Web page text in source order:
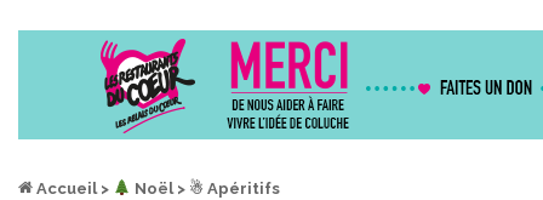
Accueil > ︎ Noël > ☃ Apéritifs